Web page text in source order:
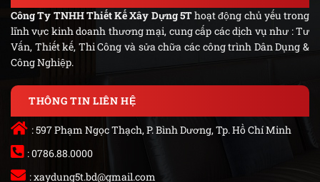
Công Ty TNHH Thiết Kế Xây Dựng 5Thoạt động chủ yếu trong
lĩnh vực kinh doanh thương mại, cung cấp các dịch vụ như : Tư
Vấn, Thiết kế, Thi Công và sửa chữa các công trình Dân Dụng &
Công Nghiệp.
THÔNG TIN LIÊN HỆ
: 597 Phạm Ngọc Thạch, P. Bình Dương, Tp. Hồ Chí Minh
: 0786.88.0000
:xaydung5t.bd@gmail.com